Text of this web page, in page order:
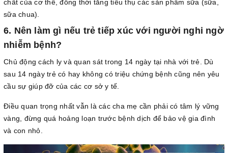
chất của cơ thể, đồng thời tăng tiêu thụ các sản phẩm sữa (sữa,
sữa chua).
6. Nên làm gì nếu trẻ tiếp xúc với người nghi ngờ
nhiễm bệnh?
Chủ động cách ly và quan sát trong 14 ngày tại nhà với trẻ. Dù
sau 14 ngày trẻ có hay không có triệu chứng bệnh cũng nên yêu
cầu sự giúp đỡ của các cơ sở y tế.
Điều quan trọng nhất vẫn là các cha mẹ cần phải có tâm lý vững
vàng, đừng quá hoảng loạn trước bệnh dịch để bảo vệ gia đình
và con nhỏ.